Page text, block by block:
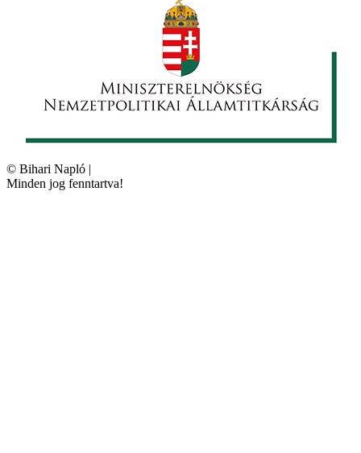
© Bihari Napló |
Minden jog fenntartva!